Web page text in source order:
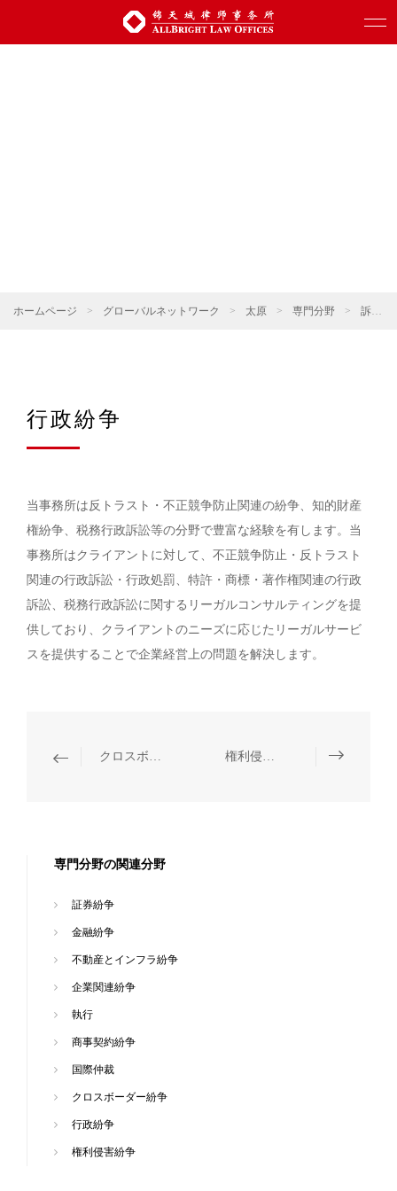
ホームページ > グローバルネットワーク > 太原 > 専門分野 > 訴訟・仲裁
行政紛争
当事務所は反トラスト・不正競争防止関連の紛争、知的財産
権紛争、税務行政訴訟等の分野で豊富な経験を有します。当
事務所はクライアントに対して、不正競争防止・反トラスト
関連の行政訴訟・行政処罰、特許・商標・著作権関連の行政
訴訟、税務行政訴訟に関するリーガルコンサルティングを提
供しており、クライアントのニーズに応じたリーガルサービ
スを提供することで企業経営上の問題を解決します。
クロスボーダー紛争 権利侵害紛争
専門分野の関連分野
証券紛争
金融紛争
不動産とインフラ紛争
企業関連紛争
執行
商事契約紛争
国際仲裁
クロスボーダー紛争
行政紛争
権利侵害紛争